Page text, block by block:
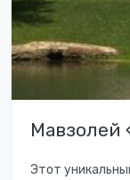
Мавзолей
Этот